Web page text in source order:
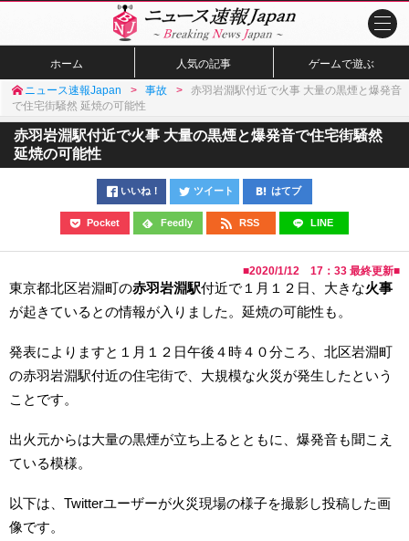
ホーム 人気の記事 ゲームで遊ぶ
ニュース速報Japan 事故
赤羽岩淵駅付近で火事 大量の黒煙と爆発音
で住宅街騒然 延焼の可能性
赤羽岩淵駅付近で火事 大量の黒煙と爆発音で住宅街騒然
延焼の可能性
いいね！ ツイート はてブ
Pocket Feedly RSS LINE
■2020/1/12 17：33 最終更新■
東京都北区岩淵町の赤羽岩淵駅付近で１月１２日、大きな火事
が起きているとの情報が入りました。延焼の可能性も。
発表によりますと１月１２日午後４時４０分ころ、北区岩淵町
の赤羽岩淵駅付近の住宅街で、大規模な火災が発生したという
ことです。
出火元からは大量の黒煙が立ち上るとともに、爆発音も聞こえ
ている模様。
以下は、Twitterユーザーが火災現場の様子を撮影し投稿した画
像です。